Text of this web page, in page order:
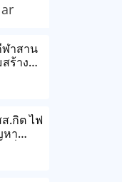
ฬาสาน
ร้าง
น
.กิต ไฟ
หา
ที่ต้น